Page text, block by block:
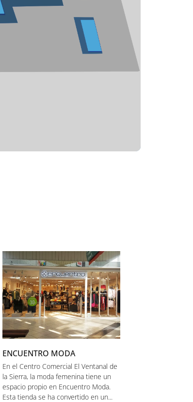
ENCUENTRO MODA
En el Centro Comercial El Ventanal de
la Sierra, la moda femenina tiene un
espacio propio en Encuentro Moda.
Esta tienda se ha convertido en un...